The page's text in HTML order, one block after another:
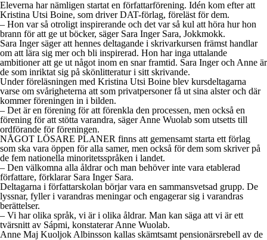
Eleverna har nämligen startat en författarförening. Idén kom efter att
Kristina Utsi Boine, som driver DAT-förlag, föreläst för dem.
– Hon var så otroligt inspirerande och det var så kul att höra hur hon
brann för att ge ut böcker, säger Sara Inger Sara, Jokkmokk.
Sara Inger säger att hennes deltagande i skrivarkursen främst handlar
om att lära sig mer och bli inspirerad. Hon har inga uttalande
ambitioner att ge ut något inom en snar framtid. Sara Inger och Anne är
de som inriktat sig på skönlitteratur i sitt skrivande.
Under föreläsningen med Kristina Utsi Boine blev kursdeltagarna
varse om svårigheterna att som privatpersoner få ut sina alster och där
kommer föreningen in i bilden.
– Det är en förening för att förenkla den processen, men också en
förening för att stötta varandra, säger Anne Wuolab som utsetts till
ordförande för föreningen.
NÅGOT LÖSARE PLANER finns att gemensamt starta ett förlag
som ska vara öppen för alla samer, men också för dem som skriver på
de fem nationella minoritetsspråken i landet.
– Den välkomna alla åldrar och man behöver inte vara etablerad
författare, förklarar Sara Inger Sara.
Deltagarna i författarskolan börjar vara en sammansvetsad grupp. De
lyssnar, fyller i varandras meningar och engagerar sig i varandras
berättelser.
– Vi har olika språk, vi är i olika åldrar. Man kan säga att vi är ett
tvärsnitt av Sápmi, konstaterar Anne Wuolab.
Anne Maj Kuoljok Albinsson kallas skämtsamt pensionärsrebell av de